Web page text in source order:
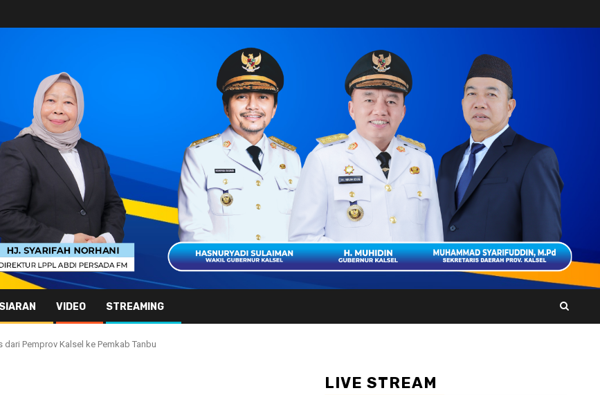
VIDEO STREAMING
dari Pemprov Kalsel ke Pemkab Tanbu
LIVE STREAM